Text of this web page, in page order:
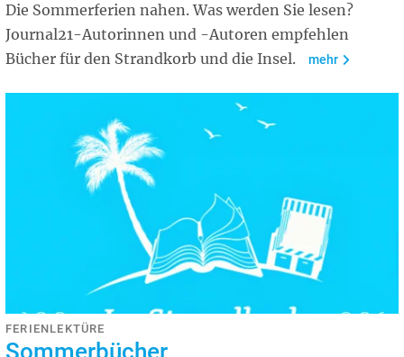
Die Sommerferien nahen. Was werden Sie lesen?
Journal21-Autorinnen und -Autoren empfehlen
Bücher für den Strandkorb und die Insel.
mehr
FERIENLEKTÜRE